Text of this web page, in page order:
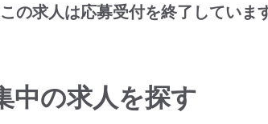
この求人は応募受付を終了していま
中の求人を探す